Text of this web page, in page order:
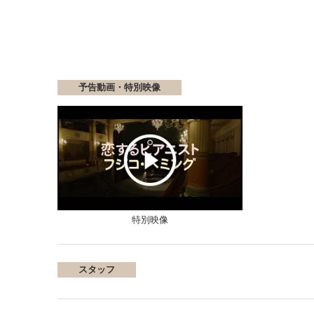
予告動画・特別映像
特別映像
スタッフ